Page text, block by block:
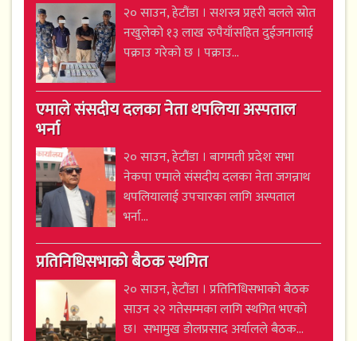
२० साउन, हेटौंडा । सशस्त्र प्रहरी बलले स्रोत
नखुलेको १३ लाख रुपैयाँसहित दुईजनालाई
पक्राउ गरेको छ । पक्राउ...
एमाले संसदीय दलका नेता थपलिया अस्पताल
भर्ना
२० साउन, हेटौंडा । बागमती प्रदेश सभा
नेकपा एमाले संसदीय दलका नेता जगन्नाथ
थपलियालाई उपचारका लागि अस्पताल
भर्ना...
प्रतिनिधिसभाको बैठक स्थगित
२० साउन, हेटौंडा । प्रतिनिधिसभाको बैठक
साउन २२ गतेसम्मका लागि स्थगित भएको
छ। सभामुख डोलप्रसाद अर्यालले बैठक...